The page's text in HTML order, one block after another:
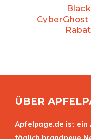
CyberGhost
ÜBER
Apfelpage.de ist ein